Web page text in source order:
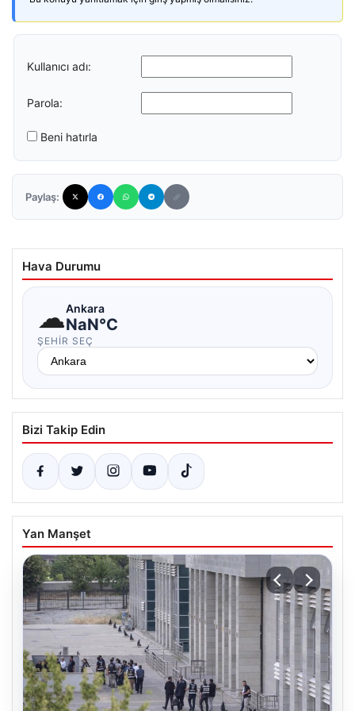
Kullanıcı adı:
Parola:
Beni hatırla
Paylaş:
Hava Durumu
☁Ankara
NaN°C
ŞEHIR SEÇ
Bizi Takip Edin
Yan Manşet